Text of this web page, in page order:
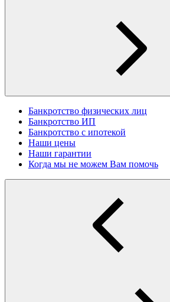
Банкротство физических лиц
Банкротство ИП
Банкротство с ипотекой
Наши цены
Наши гарантии
Когда мы не можем Вам помочь